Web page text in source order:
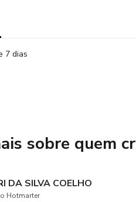
7 dias
sobre quem
DA SILVA COELHO
Hotmarter